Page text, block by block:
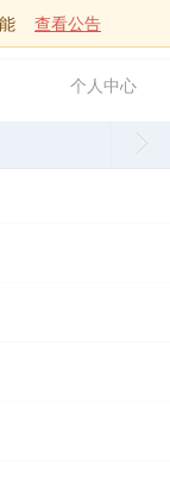
查看公告
个人中心